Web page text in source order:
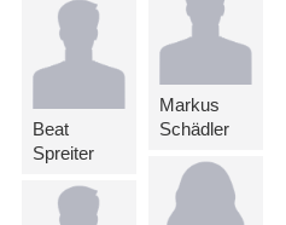
Beat
Spreiter
Markus
Schädler